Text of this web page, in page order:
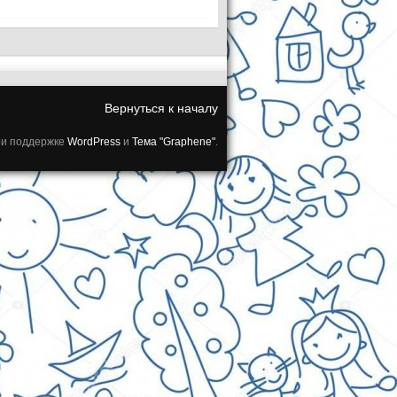
Вернуться к началу
поддержке WordPress и Тема "Graphene".